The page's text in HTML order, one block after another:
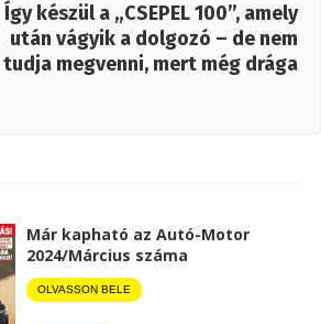
Így készül a „CSEPEL 100”, amely
után vágyik a dolgozó – de nem
tudja megvenni, mert még drága
Már kapható az Autó-Motor
2024/Március száma
OLVASSON BELE